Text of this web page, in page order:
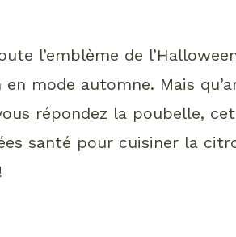
l’emblème de
mode automne. Mais
répondez la poubelle,
santé pour cuisiner la